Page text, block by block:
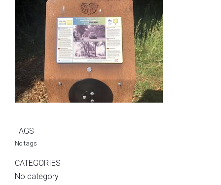
TAGS
No tags
CATEGORIES
No category